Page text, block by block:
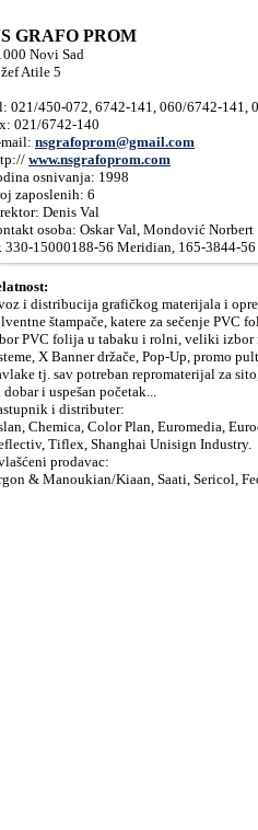
GRAFO PROM
Novi Sad
Atile 5
021/450-072, 6742-141, 060/6742-141,
021/6742-140
nsgrafoprom@gmail.com
www.nsgrafoprom.com
osnivanja: 1998
zaposlenih: 6
Denis Val
osoba: Oskar Val, Mondović Norbert
330-15000188-56 Meridian, 165-3844-
i distribucija grafičkog materijala i
štampače, katere za sečenje PVC
PVC folija u tabaku i rolni, veliki izbor
X Banner držače, Pop-Up, promo
tj. sav potreban repromaterijal za
dobar i uspešan početak...
i distributer:
Chemica, Color Plan, Euromedia,
Tiflex, Shanghai Unisign Industry.
prodavac:
& Manoukian/Kiaan, Saati, Sericol,